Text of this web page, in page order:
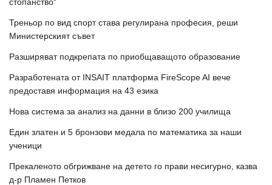
Треньор по вид спорт става регулирана професия, реши
Министерският съвет
Разширяват подкрепата по приобщаващото образование
Разработената от INSAIT платформа FireScope AI вече
предоставя информация на 43 езика
Нова система за анализ на данни в близо 200 училища
Един златен и 5 бронзови медала по математика за наши
ученици
Прекаленото обгрижване на детето го прави несигурно, казва
д-р Пламен Петков